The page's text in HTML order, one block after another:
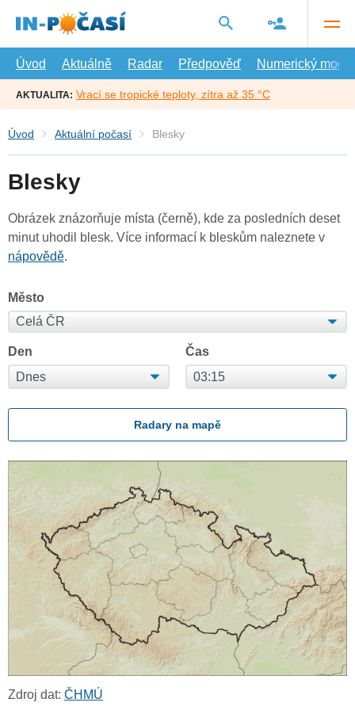
hlavní
Úvod
Aktuálně Radar Předpověď Numerický model
AKTUALITA: Vrací se tropické teploty, zítra až 35 °C
Úvod Aktuální počasí Blesky
Blesky
Obrázek znázorňuje místa (černě), kde za posledních deset
minut uhodil blesk. Více informací k bleskům naleznete v
nápovědě.
Město
Den Čas
Radary na mapě
Zdroj dat: ČHMÚ